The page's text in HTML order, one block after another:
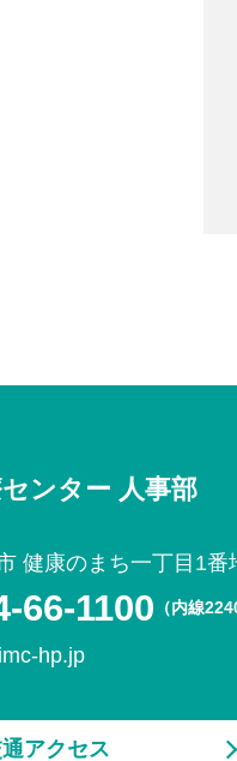
ンター 人事部
健康のまち一丁目1番
66-1100 （内線
hp.jp
アクセス